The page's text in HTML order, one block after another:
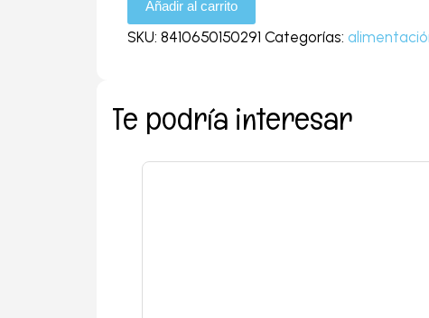
protec
3k
Añadir al carrito
SKU:8410650150291 Categorías:
Te podría interesar